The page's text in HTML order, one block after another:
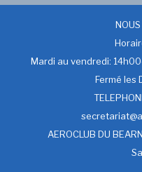
Mardi au vendredi:
Fermé les
AEROCLUB DU